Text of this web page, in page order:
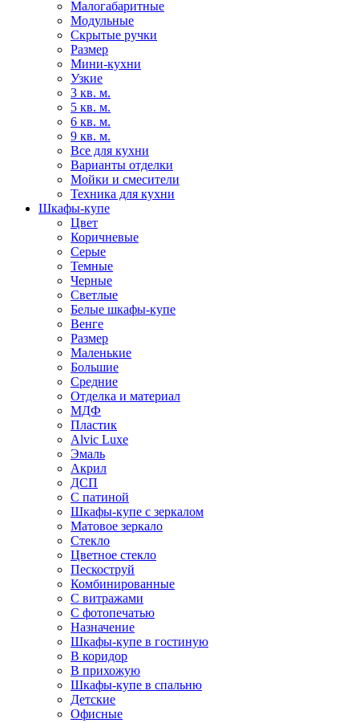
Малогабаритные
Модульные
Скрытые ручки
Размер
Мини-кухни
Узкие
3 кв. м.
5 кв. м.
6 кв. м.
9 кв. м.
Все для кухни
Варианты отделки
Мойки и смесители
Техника для кухни
Шкафы-купе
Цвет
Коричневые
Серые
Темные
Черные
Светлые
Белые шкафы-купе
Венге
Размер
Маленькие
Большие
Средние
Отделка и материал
МДФ
Пластик
Alvic Luxe
Эмаль
Акрил
ДСП
С патиной
Шкафы-купе с зеркалом
Матовое зеркало
Стекло
Цветное стекло
Пескоструй
Комбинированные
С витражами
С фотопечатью
Назначение
Шкафы-купе в гостиную
В коридор
В прихожую
Шкафы-купе в спальню
Детские
Офисные